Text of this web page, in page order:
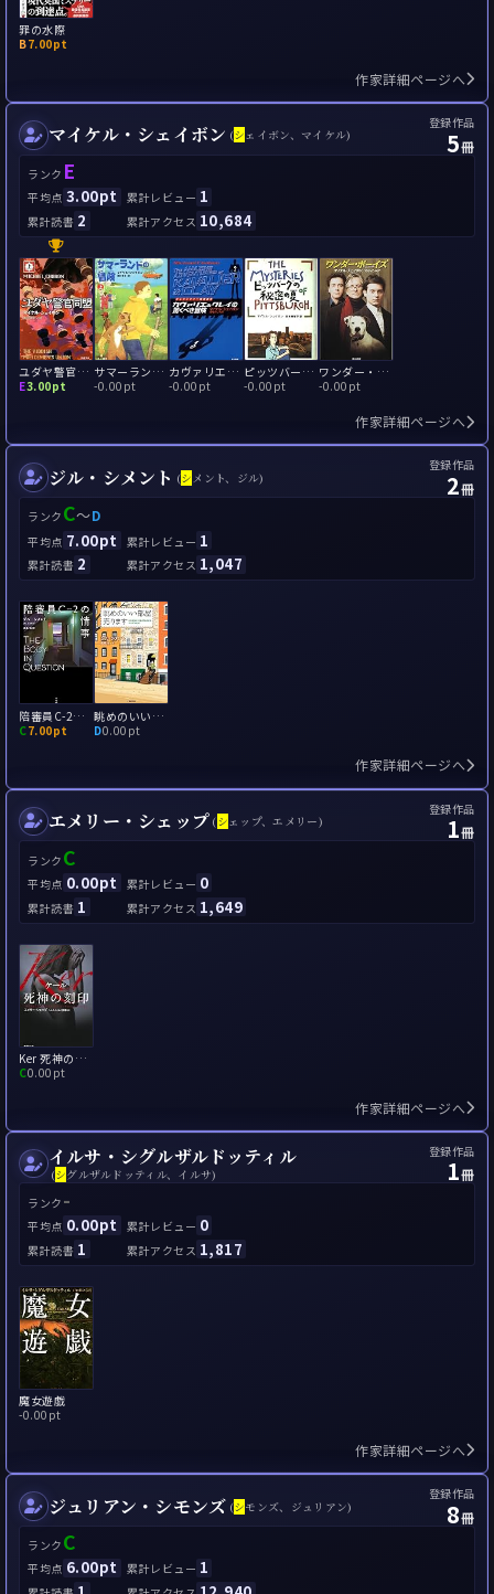
罪の水際
B7.00pt
作家詳細ページへ
マイケル・シェイボン (シェイボン、マイケル)
登録作品
5冊
ランク E
平均点 3.00pt 累計レビュー 1
累計読書 2 累計アクセス 10,684
ユダヤ警官同盟
E3.00pt
サマーランドの冒険
-0.00pt
カヴァリエ&クレイの驚くべき冒険
-0.00pt
ピッツバーグの秘密の夏
-0.00pt
ワンダー・ボーイズ
-0.00pt
作家詳細ページへ
ジル・シメント (シ メント、ジル)
登録作品
2冊
ランク C～D
平均点 7.00pt 累計レビュー 1
累計読書 2 累計アクセス 1,047
陪審員C-2の情事
C7.00pt
眺めのいい部屋売ります
D0.00pt
作家詳細ページへ
エメリー・シェップ (シェップ、エメリー)
登録作品
1冊
ランク C
平均点 0.00pt 累計レビュー 0
累計読書 1 累計アクセス 1,649
Ker 死神の刻印
C0.00pt
作家詳細ページへ
イルサ・シグルザルドッティル
(シグルザルドッティル、イルサ)
登録作品
1冊
ランク -
平均点 0.00pt 累計レビュー 0
累計読書 1 累計アクセス 1,817
魔女遊戯
-0.00pt
作家詳細ページへ
ジュリアン・シモンズ (シモンズ、ジュリアン)
登録作品
8冊
ランク C
平均点 6.00pt 累計レビュー 1